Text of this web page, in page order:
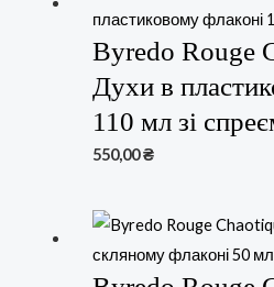
Byredo Rouge
Духи в
110 мл зі
550,00₴